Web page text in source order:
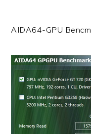
AIDA64-GPU